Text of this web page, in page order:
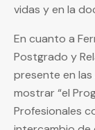
vidas y en la
En cuanto a
Postgrado y
presente en
mostrar “el
Profesionales